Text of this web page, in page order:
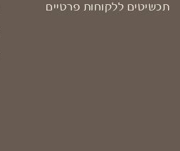
תכשיטים ללקוחות פרטיים